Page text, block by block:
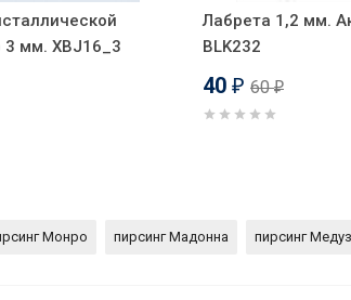
3 мм. XBJ16_3
Лабрета 1,2 мм.
BLK232
40 ₽ 60₽
Монро пирсинг Мадонна пирсинг